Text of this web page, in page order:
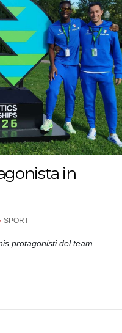
in
SPORT
protagonisti del team